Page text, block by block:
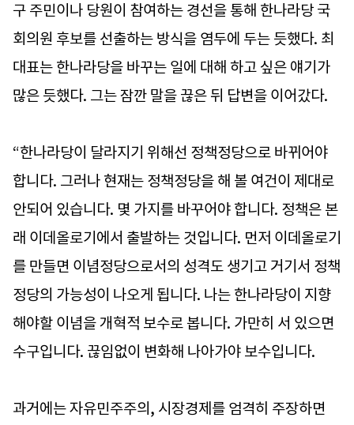
구 주민이나 당원이 참여하는 경선을 통해 한나라당 국
회의원 후보를 선출하는 방식을 염두에 두는 듯했다. 최
대표는 한나라당을 바꾸는 일에 대해 하고 싶은 얘기가
많은 듯했다. 그는 잠깐 말을 끊은 뒤 답변을 이어갔다.
“한나라당이 달라지기 위해선 정책정당으로 바뀌어야
합니다. 그러나 현재는 정책정당을 해 볼 여건이 제대로
안되어 있습니다. 몇 가지를 바꾸어야 합니다. 정책은 본
래 이데올로기에서 출발하는 것입니다. 먼저 이데올로기
를 만들면 이념정당으로서의 성격도 생기고 거기서 정책
정당의 가능성이 나오게 됩니다. 나는 한나라당이 지향
해야할 이념을 개혁적 보수로 봅니다. 가만히 서 있으면
수구입니다. 끊임없이 변화해 나아가야 보수입니다.
과거에는 자유민주주의, 시장경제를 엄격히 주장하면